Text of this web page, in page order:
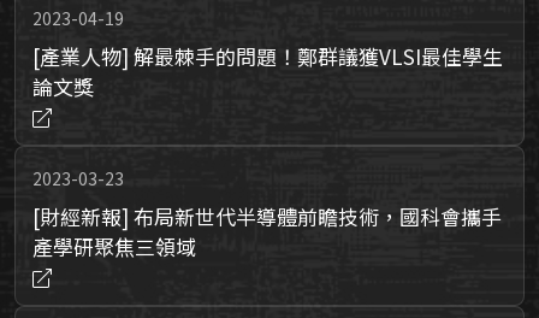
2023-04-19
[產業人物] 解最棘手的問題！鄭群議獲VLSI最佳學生
論文獎
2023-03-23
[財經新報] 布局新世代半導體前瞻技術，國科會攜手
產學研聚焦三領域